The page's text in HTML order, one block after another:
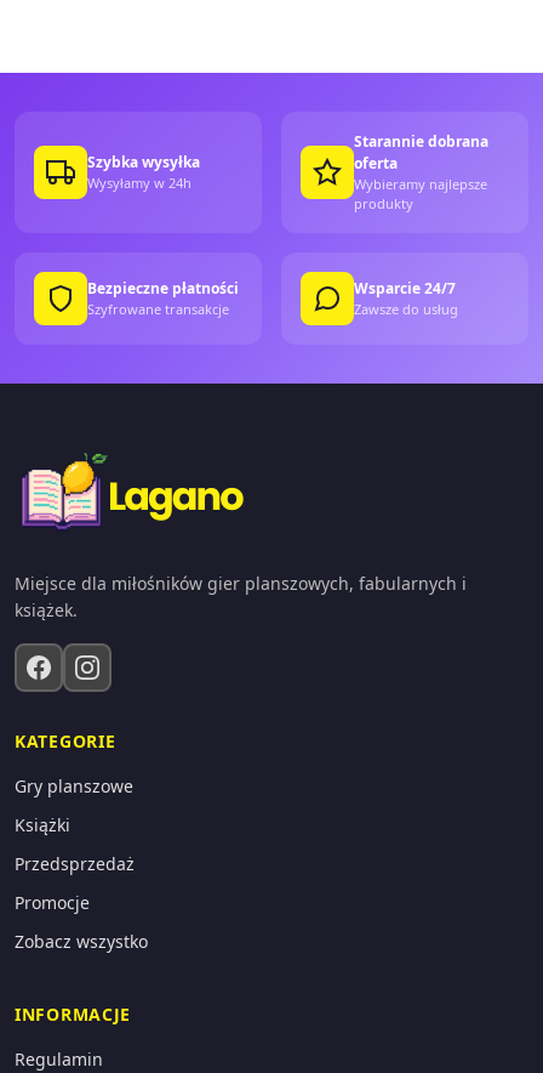
Szybka wysyłka
Wysyłamy w 24h
Starannie dobrana
oferta
Wybieramy najlepsze
produkty
Bezpieczne płatności
Szyfrowane transakcje
Wsparcie 24/7
Zawsze do usług
Miejsce dla miłośników gier planszowych, fabularnych i
książek.
KATEGORIE
Gry planszowe
Książki
Przedsprzedaż
Promocje
Zobacz wszystko
INFORMACJE
Regulamin